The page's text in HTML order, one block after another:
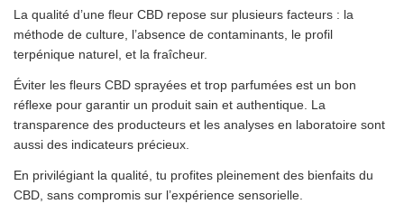
La qualité d’une fleur CBD repose sur plusieurs facteurs : la
méthode de culture, l’absence de contaminants, le profil
terpénique naturel, et la fraîcheur.
Éviter les fleurs CBD sprayées et trop parfumées est un bon
réflexe pour garantir un produit sain et authentique. La
transparence des producteurs et les analyses en laboratoire sont
aussi des indicateurs précieux.
En privilégiant la qualité, tu profites pleinement des bienfaits du
CBD, sans compromis sur l’expérience sensorielle.